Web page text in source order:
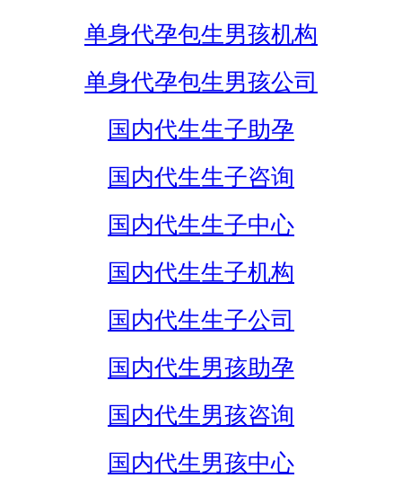
单身代孕包生男孩机构
单身代孕包生男孩公司
国内代生生子助孕
国内代生生子咨询
国内代生生子中心
国内代生生子机构
国内代生生子公司
国内代生男孩助孕
国内代生男孩咨询
国内代生男孩中心